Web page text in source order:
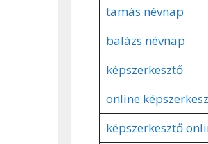
tamás névnap
balázs névnap
képszerkesztő
online
képszerkesztő